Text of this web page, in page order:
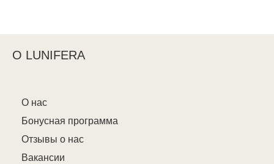
О LUNIFERA
О нас
Бонусная программа
Отзывы о нас
Вакансии